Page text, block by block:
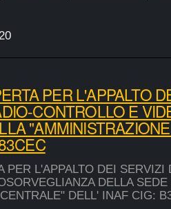
PER L'APPALTO
CONTROLLO E
PER L'APPALTO DEI
DELLA SEDE
DELL' INAF CIG: